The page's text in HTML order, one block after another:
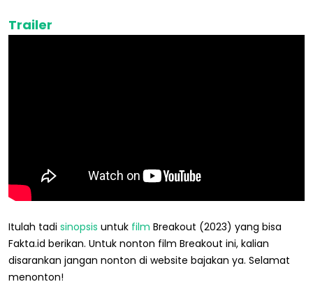
Trailer
Itulah tadi sinopsis untuk film Breakout (2023) yang bisa
Fakta.id berikan. Untuk nonton film Breakout ini, kalian
disarankan jangan nonton di website bajakan ya. Selamat
menonton!